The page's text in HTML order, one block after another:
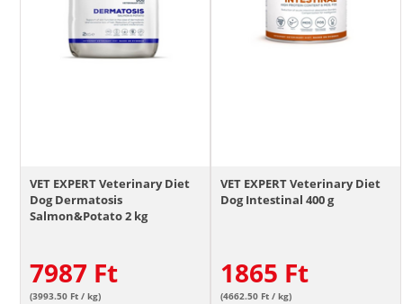
VET EXPERT Veterinary Diet
Dog Dermatosis
Salmon&Potato 2 kg
7987 Ft
(3993.50 Ft / kg)
VET EXPERT Veterinary Diet
Dog Intestinal 400 g
1865 Ft
(4662.50 Ft / kg)